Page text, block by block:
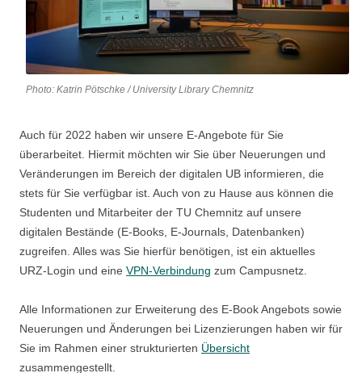
Photo: Katrin Pötschke / University Library Chemnitz
Auch für 2022 haben wir unsere E-Angebote für Sie
überarbeitet. Hiermit möchten wir Sie über Neuerungen und
Veränderungen im Bereich der digitalen UB informieren, die
stets für Sie verfügbar ist. Auch von zu Hause aus können die
Studenten und Mitarbeiter der TU Chemnitz auf unsere
digitalen Bestände (E-Books, E-Journals, Datenbanken)
zugreifen. Alles was Sie hierfür benötigen, ist ein aktuelles
URZ-Login und eine VPN-Verbindung zum Campusnetz.
Alle Informationen zur Erweiterung des E-Book Angebots sowie
Neuerungen und Änderungen bei Lizenzierungen haben wir für
Sie im Rahmen einer strukturierten Übersicht
zusammengestellt.